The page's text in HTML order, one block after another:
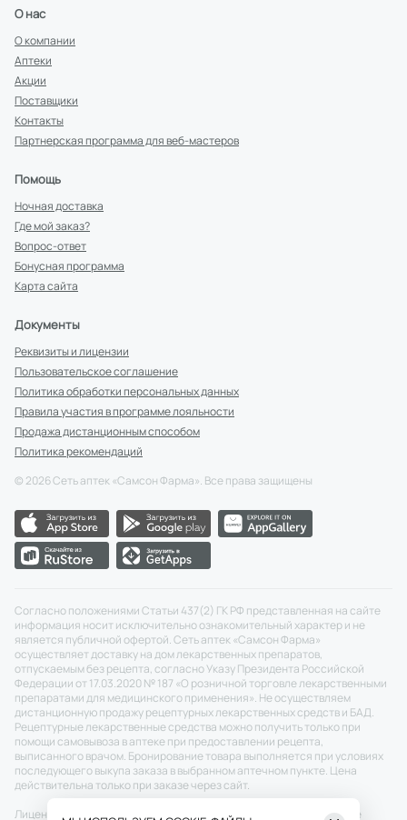
О нас
О компании
Аптеки
Акции
Поставщики
Контакты
Партнерская программа для веб-мастеров
Помощь
Ночная доставка
Где мой заказ?
Вопрос-ответ
Бонусная программа
Карта сайта
Документы
Реквизиты и лицензии
Пользовательское соглашение
Политика обработки персональных данных
Правила участия в программе лояльности
Продажа дистанционным способом
Политика рекомендаций
© 2026Сеть аптек «Самсон Фарма». Все права защищены
Согласно положениями Статьи 437(2) ГК РФ представленная на сайте
информация носит исключительно ознакомительный характер и не
является публичной офертой. Сеть аптек «Самсон Фарма»
осуществляет доставку на дом лекарственных препаратов,
отпускаемым без рецепта, согласно Указу Президента Российской
Федерации от 17.03.2020 № 187 «О розничной торговле лекарственными
препаратами для медицинского применения». Не осуществляем
дистанционную продажу рецептурных лекарственных средств и БАД.
Рецептурные лекарственные средства можно получить только при
помощи самовывоза в аптеке при предоставлении рецепта,
выписанного врачом. Бронирование товара выполняется при условиях
последующего выкупа заказа в выбранном аптечном пункте. Цена
действительна только при заказе через сайт.
Лицензия №: ЛО-77-02-011343 от 22.12.2020 г.
Разрешение